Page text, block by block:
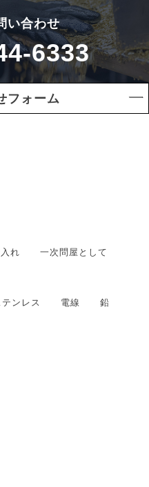
い合わせ
6333
フォーム
れ 一次問屋として
テンレス 電線 鉛